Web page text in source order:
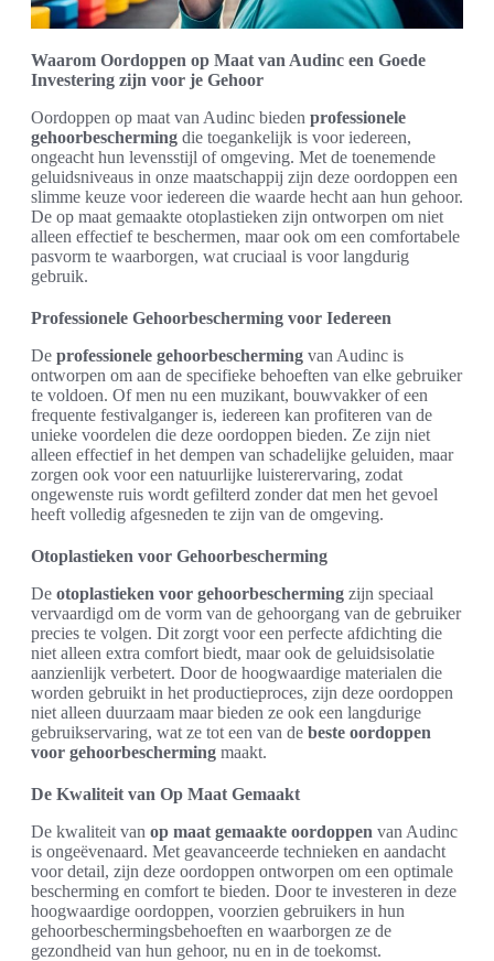
Waarom Oordoppen op Maat van Audinc een Goede
Investering zijn voor je Gehoor
Oordoppen op maat van Audinc bieden professionele
gehoorbescherming die toegankelijk is voor iedereen,
ongeacht hun levensstijl of omgeving. Met de toenemende
geluidsniveaus in onze maatschappij zijn deze oordoppen een
slimme keuze voor iedereen die waarde hecht aan hun gehoor.
De op maat gemaakte otoplastieken zijn ontworpen om niet
alleen effectief te beschermen, maar ook om een comfortabele
pasvorm te waarborgen, wat cruciaal is voor langdurig
gebruik.
Professionele Gehoorbescherming voor Iedereen
De professionele gehoorbescherming van Audinc is
ontworpen om aan de specifieke behoeften van elke gebruiker
te voldoen. Of men nu een muzikant, bouwvakker of een
frequente festivalganger is, iedereen kan profiteren van de
unieke voordelen die deze oordoppen bieden. Ze zijn niet
alleen effectief in het dempen van schadelijke geluiden, maar
zorgen ook voor een natuurlijke luisterervaring, zodat
ongewenste ruis wordt gefilterd zonder dat men het gevoel
heeft volledig afgesneden te zijn van de omgeving.
Otoplastieken voor Gehoorbescherming
De otoplastieken voor gehoorbescherming zijn speciaal
vervaardigd om de vorm van de gehoorgang van de gebruiker
precies te volgen. Dit zorgt voor een perfecte afdichting die
niet alleen extra comfort biedt, maar ook de geluidsisolatie
aanzienlijk verbetert. Door de hoogwaardige materialen die
worden gebruikt in het productieproces, zijn deze oordoppen
niet alleen duurzaam maar bieden ze ook een langdurige
gebruikservaring, wat ze tot een van de beste oordoppen
voor gehoorbescherming maakt.
De Kwaliteit van Op Maat Gemaakt
De kwaliteit van op maat gemaakte oordoppen van Audinc
is ongeëvenaard. Met geavanceerde technieken en aandacht
voor detail, zijn deze oordoppen ontworpen om een optimale
bescherming en comfort te bieden. Door te investeren in deze
hoogwaardige oordoppen, voorzien gebruikers in hun
gehoorbeschermingsbehoeften en waarborgen ze de
gezondheid van hun gehoor, nu en in de toekomst.